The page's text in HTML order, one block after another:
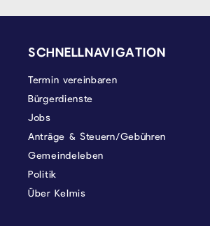
SCHNELLNAVIGATION
Termin vereinbaren
Bürgerdienste
Jobs
Anträge & Steuern/Gebühren
Gemeindeleben
Politik
Über Kelmis